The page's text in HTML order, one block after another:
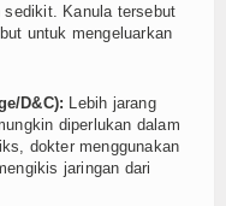
Kanula tersebut
untuk mengeluarkan
D&C): Lebih jarang
diperlukan dalam
dokter menggunakan
jaringan dari